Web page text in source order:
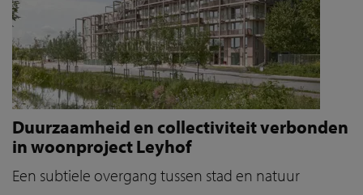
Duurzaamheid en collectiviteit verbonden
in woonproject Leyhof
Een subtiele overgang tussen stad en natuur